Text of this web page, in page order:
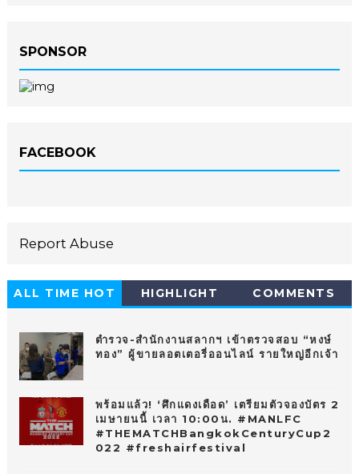
SPONSOR
FACEBOOK
Report Abuse
ALL TIME HOT
HIGHLIGHT COMMENTS
ตำรวจ-สำนักงานสลากฯ เข้าตรวจสอบ “หงษ์
ทอง” ผู้ขายลอตเตอรี่ออนไลน์ รายใหญ่อีกเจ้า
พร้อมแล้ว! ‘ศึกแดงเดือด’ เตรียมตัวจองบัตร 2
เมษายนนี้ เวลา 10:00น. #MANLFC
#THEMATCHBangkokCenturyCup2
022 #freshairfestival